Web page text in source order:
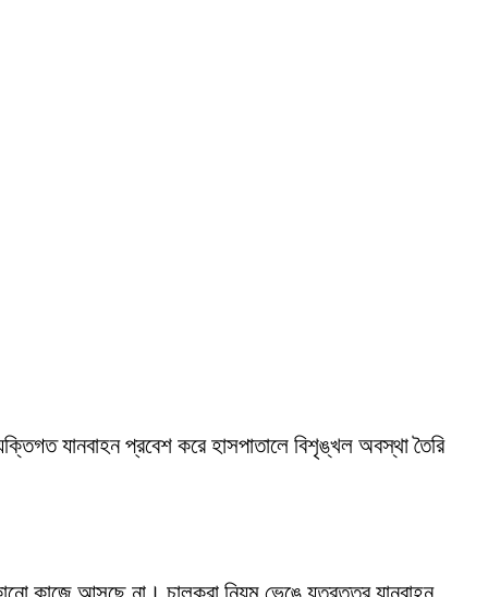
যানবাহন প্রবেশ করে হাসপাতালে বিশৃঙ্খল অবস্থা তৈরি